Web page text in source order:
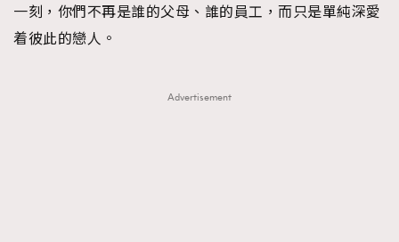
一刻，你們不再是誰的父母、誰的員工，而只是單純深愛
着彼此的戀人。
Advertisement